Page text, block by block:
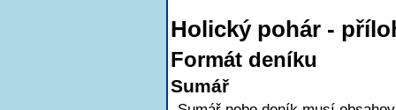
Holický pohár -
Formát deníku
Sumář